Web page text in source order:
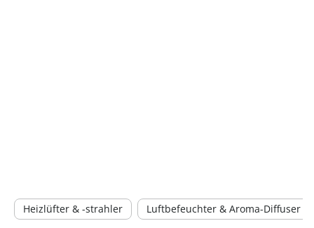
Heizlüfter & -strahler Luftbefeuchter & Aroma-Diffuser